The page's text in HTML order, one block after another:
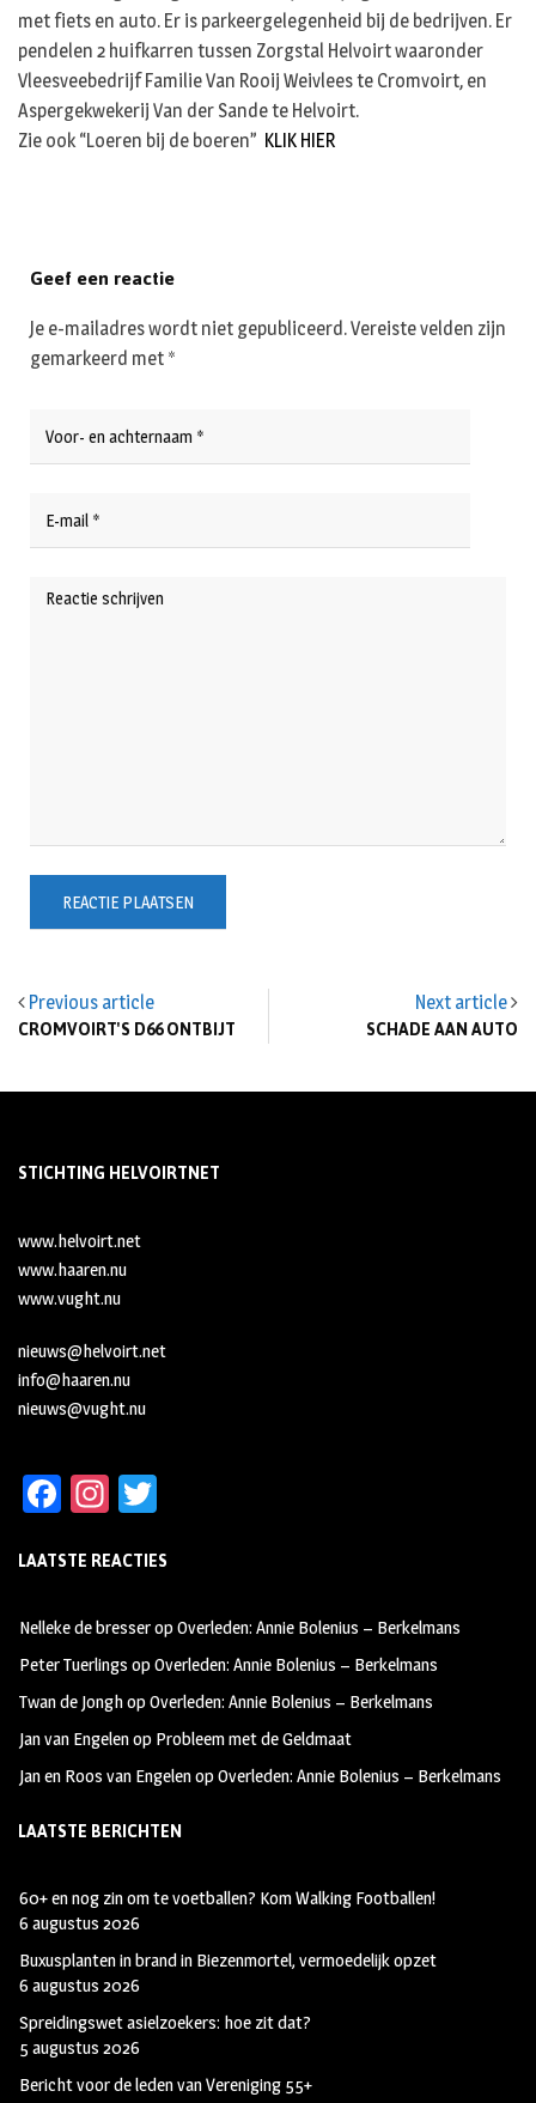
met fiets en auto. Er is parkeergelegenheid bij de bedrijven. Er
pendelen 2 huifkarren tussen Zorgstal Helvoirt waaronder
Vleesveebedrijf Familie Van Rooij Weivlees te Cromvoirt, en
Aspergekwekerij Van der Sande te Helvoirt.
Zie ook “Loeren bij de boeren” KLIK HIER
Previous article
CROMVOIRT'S D66 ONTBIJT
Next article
SCHADE AAN AUTO
Geef een reactie
Je e-mailadres wordt niet gepubliceerd.Vereiste velden zijn
gemarkeerd met *
STICHTING HELVOIRTNET
www.helvoirt.net
www.haaren.nu
www.vught.nu
nieuws@helvoirt.net
info@haaren.nu
nieuws@vught.nu
Fa
b
oo
k
In
ag
m
tt
LAATSTE REACTIES
Nelleke de bresseropOverleden: Annie Bolenius – Berkelmans
Peter Tuerlings opOverleden: Annie Bolenius – Berkelmans
Twan de JonghopOverleden: Annie Bolenius – Berkelmans
Jan van Engelenop Probleem met de Geldmaat
Jan en Roos van EngelenopOverleden: Annie Bolenius – Berkelmans
LAATSTE BERICHTEN
60+ en nog zin om te voetballen? Kom Walking Footballen!
6 augustus 2026
Buxusplanten in brand in Biezenmortel, vermoedelijk opzet
6 augustus 2026
Spreidingswet asielzoekers: hoe zit dat?
5 augustus 2026
Bericht voor de leden van Vereniging 55+